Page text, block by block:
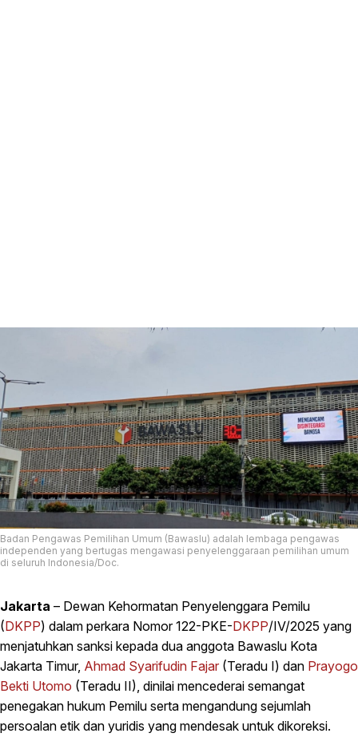
Badan Pengawas Pemilihan Umum (Bawaslu) adalah lembaga pengawas
independen yang bertugas mengawasi penyelenggaraan pemilihan umum
di seluruh Indonesia/Doc.
Jakarta – Dewan Kehormatan Penyelenggara Pemilu
(DKPP) dalam perkara Nomor 122-PKE-DKPP/IV/2025 yang
menjatuhkan sanksi kepada dua anggota Bawaslu Kota
Jakarta Timur, Ahmad Syarifudin Fajar (Teradu I) dan Prayogo
Bekti Utomo (Teradu II), dinilai mencederai semangat
penegakan hukum Pemilu serta mengandung sejumlah
persoalan etik dan yuridis yang mendesak untuk dikoreksi.